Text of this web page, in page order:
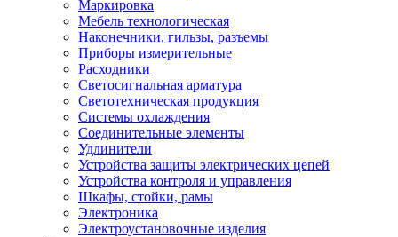
Маркировка
Мебель технологическая
Наконечники, гильзы, разъемы
Приборы измерительные
Расходники
Светосигнальная арматура
Светотехническая продукция
Системы охлаждения
Соединительные элементы
Удлинители
Устройства защиты электрических цепей
Устройства контроля и управления
Шкафы, стойки, рамы
Электроника
Электроустановочные изделия